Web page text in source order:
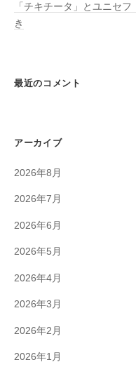
「チキチータ」とユニセ
き
最近のコメント
アーカイブ
2026年8月
2026年7月
2026年6月
2026年5月
2026年4月
2026年3月
2026年2月
2026年1月